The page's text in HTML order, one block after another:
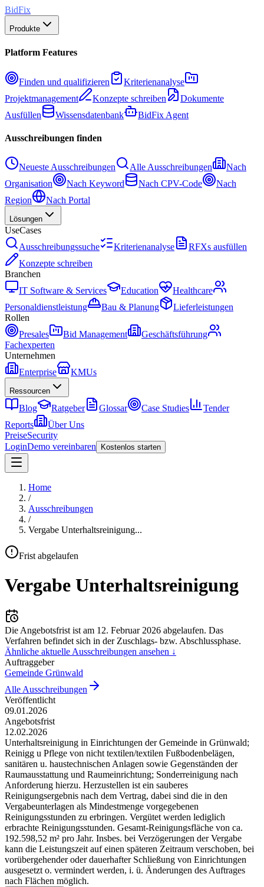
BidFix
Produkte
Platform Features
Finden und qualifizieren
Kriterienanalyse
Projektmanagement
Konzepte schreiben
Dokumente
Ausfüllen
Wissensdatenbank BidFix Agent
Ausschreibungen finden
Neueste Ausschreibungen Alle Ausschreibungen
Nach
Organisation
Nach Keyword Nach CPV-Code
Nach
Region
Nach Portal
Lösungen
UseCases
Ausschreibungssuche
Kriterienanalyse
RFXs ausfüllen
Konzepte schreiben
Branchen
IT Software & Services
Education
Healthcare
Personaldienstleistung
Bau & Planung
Lieferleistungen
Rollen
Presales
Bid Management
Geschäftsführung
Fachexperten
Unternehmen
Enterprise
KMUs
Ressourcen
Blog Ratgeber Glossar Case Studies
Tender
Reports
Über Uns
PreiseSecurity
LoginDemo vereinbaren Kostenlos starten
Home
/
Ausschreibungen
/
Vergabe Unterhaltsreinigung...
Frist abgelaufen
Vergabe Unterhaltsreinigung
Die Angebotsfrist ist am 12. Februar 2026 abgelaufen. Das
Verfahren befindet sich in der Zuschlags- bzw. Abschlussphase.
Ähnliche aktuelle Ausschreibungen ansehen ↓
Auftraggeber
Gemeinde Grünwald
Alle Ausschreibungen
Veröffentlicht
09.01.2026
Angebotsfrist
12.02.2026
Unterhaltsreinigung in Einrichtungen der Gemeinde in Grünwald;
Reinigg u Pflege von nicht textilen/textilen Fußbodenbelägen,
sanitären u. haustechnischen Anlagen sowie Gegenständen der
Raumausstattung und Raumeinrichtung; Sonderreinigung nach
Anforderung hierzu. Herzustellen ist ein sauberes
Reinigungsergebnis nach dem Vertrag, dabei sind die in den
Vergabeunterlagen als Mindestmenge vorgegebenen
Reinigungsstunden zu erbringen. Vergütet werden lediglich
erbrachte Reinigungsstunden. Gesamt-Reinigungsfläche von ca.
192.598,52 m² pro Jahr. Insbes. bei Verzögerungen der Vergabe
kann die Leistungszeit auf einen späteren Zeitraum verschoben, bei
vorübergehender oder dauerhafter Schließung von Einrichtungen
ausgesetzt o. vermindert werden, i. ü. Änderungen des Auftrages
nach Flächen möglich.